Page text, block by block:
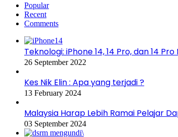
Popular
Recent
Comments
Teknologi: iPhone 14, 14 Pro, dan 14
26 September 2022
Kes Nik Elin : Apa yang terjadi ?
13 February 2024
Malaysia Harap Lebih Ramai Pelajar
03 September 2024